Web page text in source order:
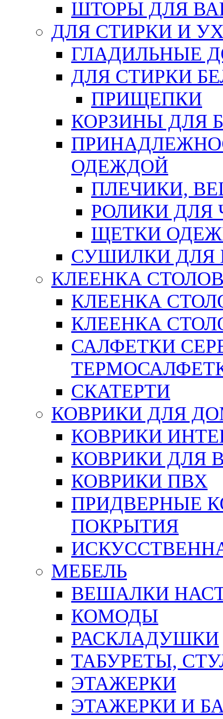
ШТОРЫ ДЛЯ
ДЛЯ СТИРКИ И
ГЛАДИЛЬНЫЕ
ДЛЯ СТИРКИ
ПРИЩЕПКИ
КОРЗИНЫ ДЛЯ
ОДЕЖДОЙ
ПЛЕЧИКИ,
РОЛИКИ ДЛЯ
ЩЕТКИ
СУШИЛКИ ДЛЯ
КЛЕЕНКА
КЛЕЕНКА
КЛЕЕНКА
САЛФЕТКИ
СКАТЕРТИ
КОВРИКИ ДЛЯ
КОВРИКИ
КОВРИКИ ДЛЯ
КОВРИКИ ПВХ
ПРИДВЕРНЫЕ
ПОКРЫТИЯ
МЕБЕЛЬ
ВЕШАЛКИ
КОМОДЫ
РАСКЛАДУШКИ
ТАБУРЕТЫ,
ЭТАЖЕРКИ
ЭТАЖЕРКИ И